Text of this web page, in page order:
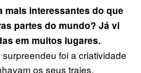
mais interessantes do que
partes do mundo? Já vi
em muitos lugares.
foi a criatividade
os seus trajes,